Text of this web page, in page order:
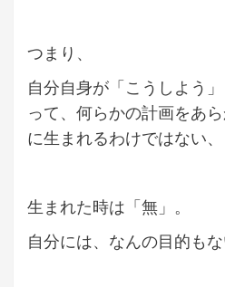
つまり、
自分自身が「こうしよう
って、何らかの計画をあ
に生まれるわけではない、
生まれた時は「無」。
自分には、なんの目的もな